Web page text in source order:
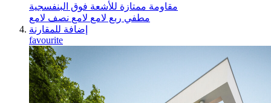
مقاومة ممتازة للأشعة فوق البنفسجية
مطفي ربع لامع لامع نصف لامع
إضافة للمقارنة
favourite